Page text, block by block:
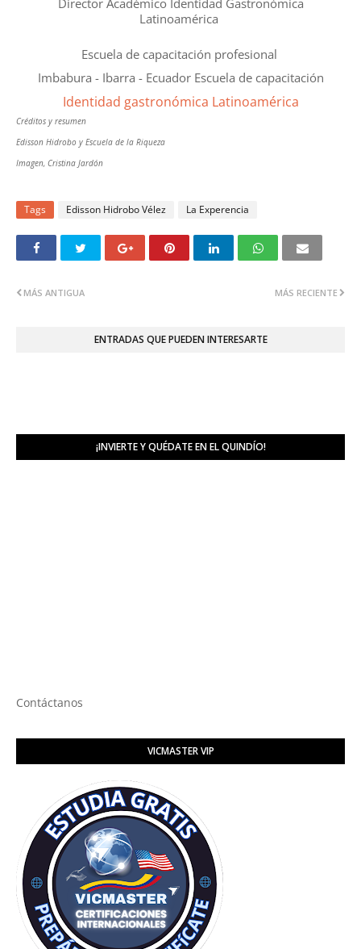
Director Académico Identidad Gastronómica
Latinoamérica
Escuela de capacitación profesional
Imbabura - Ibarra - Ecuador Escuela de capacitación
Identidad gastronómica Latinoamérica
Créditos y resumen
Edisson Hidrobo y Escuela de la Riqueza
Imagen, Cristina Jardón
Tags Edisson Hidrobo Vélez La Experencia
MÁS RECIENTE
MÁS ANTIGUA
ENTRADAS QUE PUEDEN INTERESARTE
¡INVIERTE Y QUÉDATE EN EL QUINDÍO!
Contáctanos
VICMASTER VIP